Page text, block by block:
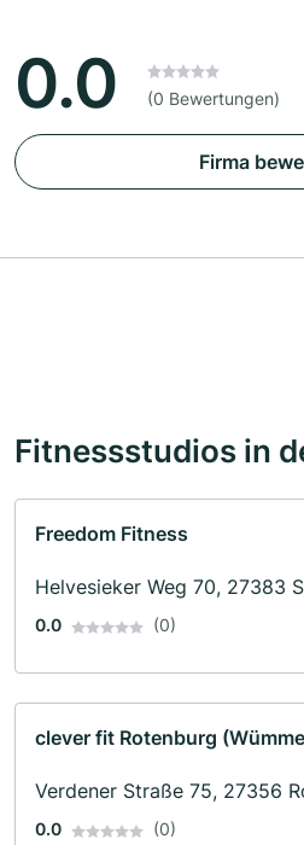
0.0 (0 Bewertungen)
Firma
Fitnessstudios in
Freedom Fitness
Helvesieker Weg 70, 27383
0.0 (0)
clever fit Rotenburg
Verdener Straße 75, 27356
0.0 (0)